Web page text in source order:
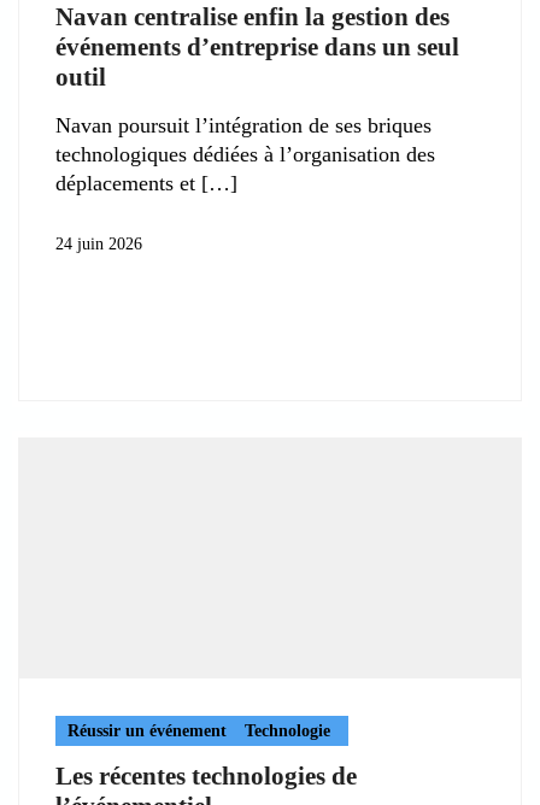
Navan centralise enfin la gestion des
événements d’entreprise dans un seul
outil
Navan poursuit l’intégration de ses briques
technologiques dédiées à l’organisation des
déplacements et
24 juin 2026
Réussir un événement Technologie
Les récentes technologies de